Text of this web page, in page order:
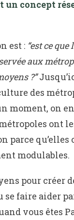
un concept
est : “est ce
aux
?”
des
moment, on
ont
parce qu’elles
modulables.
pour créer
faire aider
vous êtes